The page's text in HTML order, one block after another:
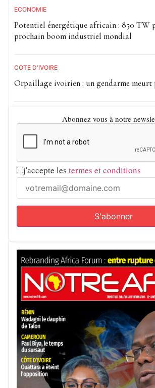
ECONOMIE
Potentiel énergétique africain : 850 TW
prochain boom industriel mondial
CÔTE D'IVOIRE
Orpaillage ivoirien : un gendarme meurt
Abonnez vous à notre
j'accepte les termes et conditions